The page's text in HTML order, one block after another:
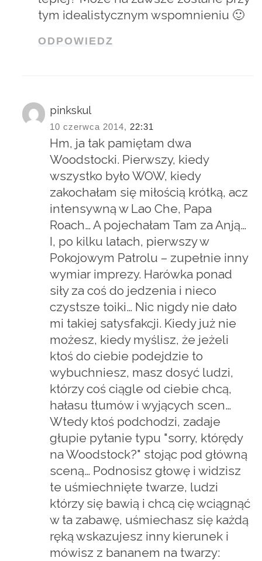
tym idealistycznym wspomnieniu 🙂
ODPOWIEDZ
pinkskul
10 czerwca 2014, 22:31
Hm, ja tak pamiętam dwa
Woodstocki. Pierwszy, kiedy
wszystko było WOW, kiedy
zakochałam się miłością krótką, acz
intensywną w Lao Che, Papa
Roach… A pojechałam Tam za Anją…
I, po kilku latach, pierwszy w
Pokojowym Patrolu – zupełnie inny
wymiar imprezy. Harówka ponad
siły za coś do jedzenia i nieco
czystsze toiki… Nic nigdy nie dało
mi takiej satysfakcji. Kiedy już nie
możesz, kiedy myślisz, że jeżeli
ktoś do ciebie podejdzie to
wybuchniesz, masz dosyć ludzi,
którzy coś ciągle od ciebie chcą,
hałasu tłumów i wyjących scen…
Wtedy ktoś podchodzi, zadaje
głupie pytanie typu "sorry, którędy
na Woodstock?" stojąc pod główną
sceną… Podnosisz głowę i widzisz
te uśmiechnięte twarze, ludzi
którzy się bawią i chcą cię wciągnąć
w ta zabawę, uśmiechasz się każdą
ręką wskazujesz inny kierunek i
mówisz z bananem na twarzy: